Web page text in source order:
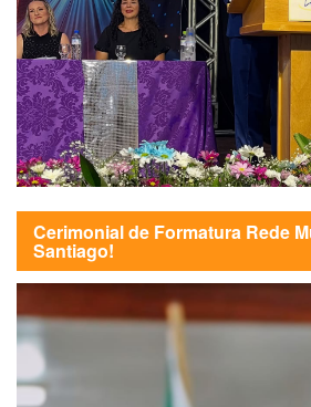
Cerimonial de Formatura Rede
Santiago!